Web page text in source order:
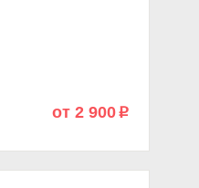
от 2 900 p